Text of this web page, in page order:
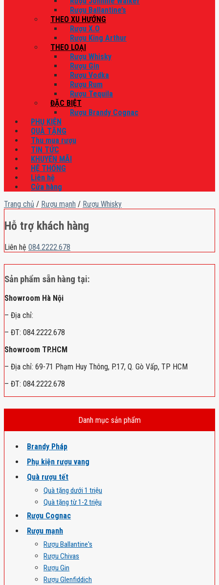
Rượu Ballantine’s
THEO XU HƯỚNG
Rượu X.O
Rượu King Arthur
THEO LOẠI
Rượu Whisky
Rượu Gin
Rượu Vodka
Rượu Rum
Rượu Tequila
ĐẶC BIỆT
Rượu Brandy Cognac
PHỤ KIỆN
QUÀ TẶNG
Thu mua rượu
TIN TỨC
KHUYẾN MÃI
HỆ THỐNG
Liên hệ
Cửa hàng
Trang chủ / Rượu mạnh / Rượu Whisky
Hỗ trợ khách hàng
Liên hệ 084.2222.678
Sản phẩm sẵn hàng tại:
Showroom Hà Nội
– Địa chỉ:
– ĐT: 084.2222.678
Showroom TP.HCM
– Địa chỉ: 69-71 Phạm Huy Thông, P.17, Q. Gò Vấp, TP HCM
– ĐT: 084.2222.678
Danh mục sản phẩm
Brandy Pháp
Phụ kiện rượu vang
Quà rượu tết
Quà tặng dưới 1 triệu
Quà tặng từ 1-2 triệu
Rượu Cognac
Rượu mạnh
Rượu Ballantine's
Rượu Chivas
Rượu Gin
Rượu Glenfiddich